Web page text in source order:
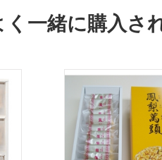
く一緒に購入さ